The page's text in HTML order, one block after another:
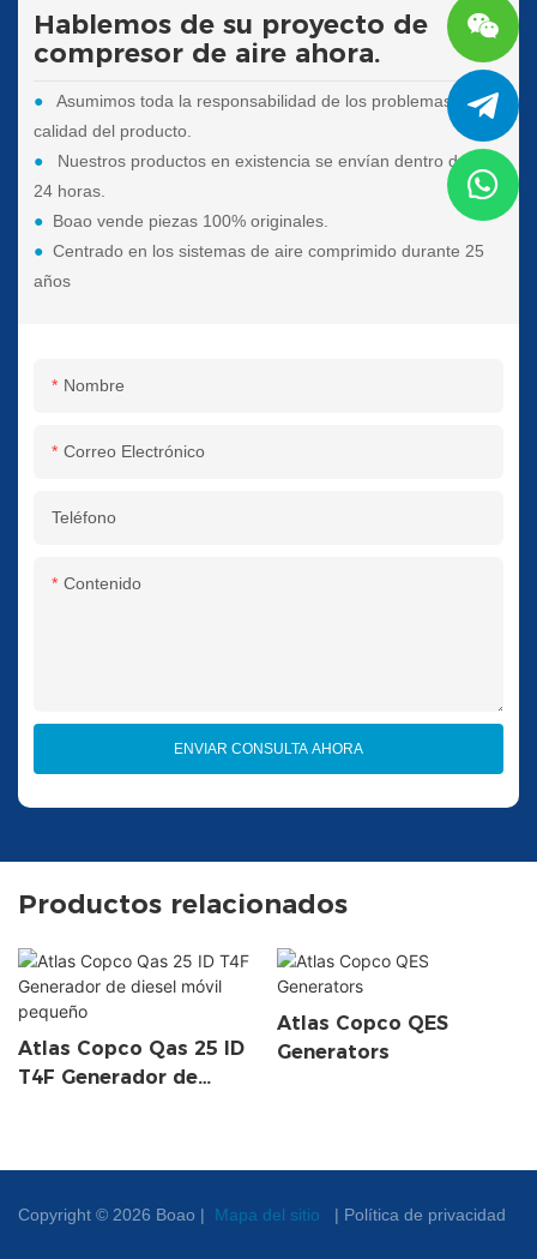
Hablemos de su proyecto de
compresor de aire ahora.
●
Asumimos toda la responsabilidad de los problemas de
calidad del producto.
●
Nuestros productos en existencia se envían dentro de las
24 horas.
● Boao vende piezas 100% originales.
●Centrado en los sistemas de aire comprimido durante 25
años
Nombre
Correo Electrónico
Teléfono
Contenido
ENVIAR CONSULTA AHORA
Productos relacionados
Atlas Copco Qas 25 ID
T4F Generador de
Atlas Copco QES
Generators
Copyright © 2026 Boao | Mapa del sitio | Política de privacidad